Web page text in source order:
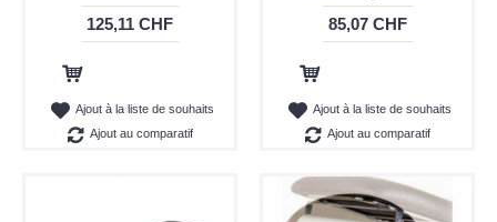
125,11 CHF
Ajout à la liste de souhaits
Ajout au comparatif
85,07 CHF
Ajout à la liste de souhaits
Ajout au comparatif